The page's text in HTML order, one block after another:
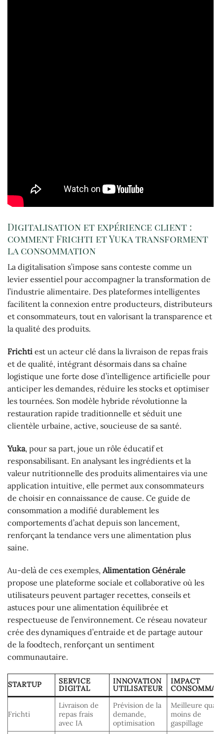
Digitalisation et expérience client :
comment Frichti et Yuka transforment
la consommation
La digitalisation s’impose sans conteste comme un
levier essentiel pour accompagner la transformation de
l’industrie alimentaire. Des plateformes intelligentes
facilitent la connexion entre producteurs, distributeurs
et consommateurs, tout en valorisant la transparence et
la qualité des produits.
Frichti est un acteur clé dans la livraison de repas frais
et de qualité, intégrant désormais dans sa chaîne
logistique une forte dose d’intelligence artificielle pour
anticiper les demandes, réduire les stocks et optimiser
les tournées. Son modèle hybride révolutionne la
restauration rapide traditionnelle et séduit une
clientèle urbaine, active, soucieuse de sa santé.
Yuka, pour sa part, joue un rôle éducatif et
responsabilisant. En analysant les ingrédients et la
valeur nutritionnelle des produits alimentaires via une
application intuitive, elle permet aux consommateurs
de choisir en connaissance de cause. Ce guide de
consommation a modifié durablement les
comportements d’achat depuis son lancement,
renforçant la tendance vers une alimentation plus
saine.
Au-delà de ces exemples, Alimentation Générale
propose une plateforme sociale et collaborative où les
utilisateurs peuvent partager recettes, conseils et
astuces pour une alimentation équilibrée et
respectueuse de l’environnement. Ce réseau novateur
crée des dynamiques d’entraide et de partage autour
de la foodtech, renforçant un sentiment
communautaire.
STARTUP
SERVICE
DIGITAL
INNOVATION
UTILISATEUR
IMPACT
Frichti
Livraison de
repas frais
avec IA
Prévision de la
demande,
optimisation
Meilleure
moins de
gaspillage